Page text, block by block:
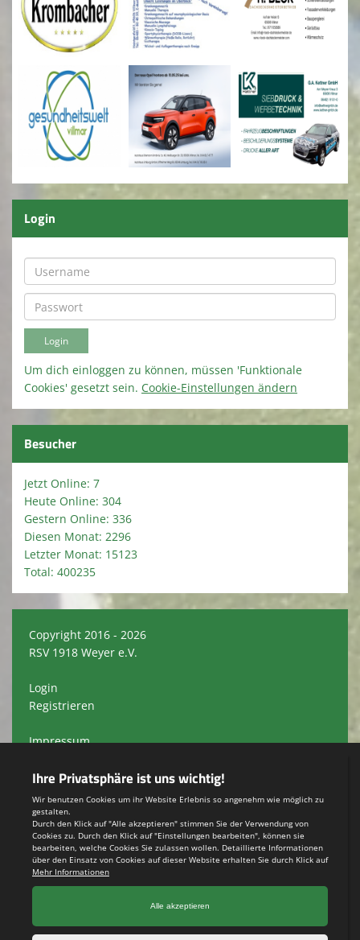
Login
Um dich einloggen zu können, müssen 'Funktionale
Cookies' gesetzt sein. Cookie-Einstellungen ändern
Besucher
Jetzt Online: 7
Heute Online: 304
Gestern Online: 336
Diesen Monat: 2296
Letzter Monat: 15123
Total: 400235
Copyright 2016 - 2026
RSV 1918 Weyer e.V.
Login
Registrieren
Impressum
Teamsports 2
Dein Sportverein online